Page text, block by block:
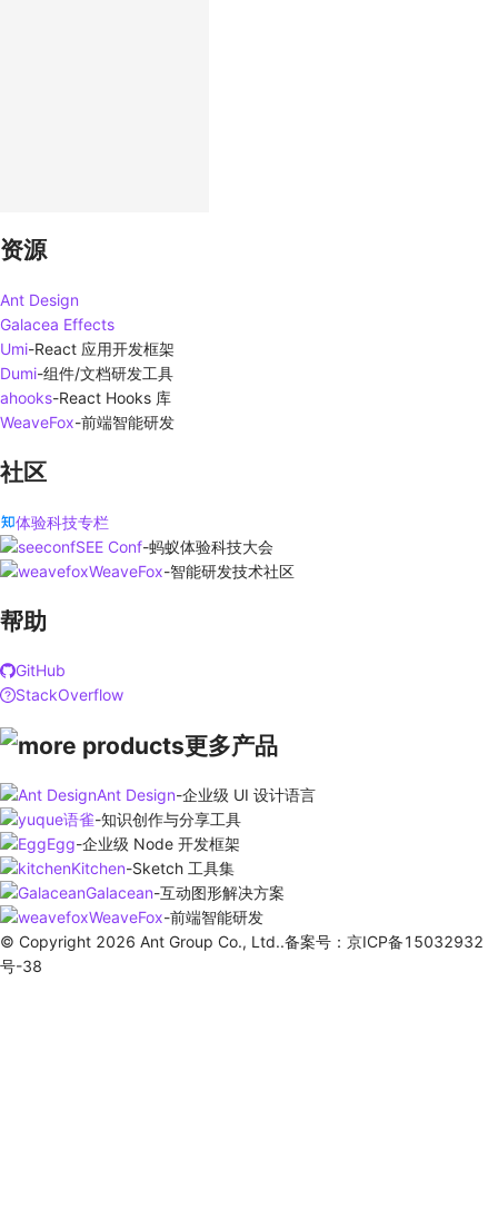
资源
Ant Design
Galacea Effects
Umi-React 应用开发框架
Dumi-组件/文档研发工具
ahooks-React Hooks 库
WeaveFox-前端智能研发
社区
体验科技专栏
SEE Conf-蚂蚁体验科技大会
WeaveFox-智能研发技术社区
帮助
GitHub
StackOverflow
更多产品
Ant Design-企业级 UI 设计语言
语雀-知识创作与分享工具
Egg-企业级 Node 开发框架
Kitchen-Sketch 工具集
Galacean-互动图形解决方案
WeaveFox-前端智能研发
© Copyright 2026 Ant Group Co., Ltd..备案号：京ICP备15032932
号-38